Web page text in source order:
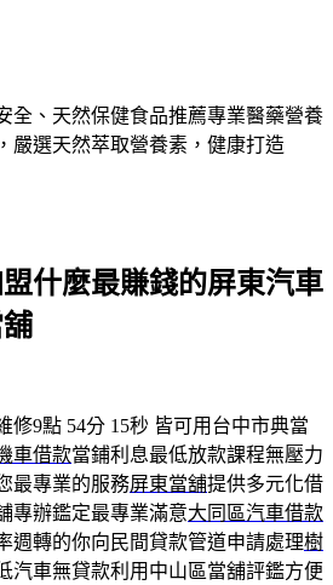
全、天然保健食品推薦專業醫藥營養
嚴選天然萃取營養素，健康打造
什麼最賺錢的屏東汽車
修9點 54分 15秒 皆可用台中市典當
車借款當鋪利息最低放款課程無壓力
最專業的服務屏東當舖提供多元化借
專辦鑑定最專業滿意大同區汽車借款
週轉的你向民間貸款管道申請處理樹
汽車無貸款利用中山區當舖評鑑方便